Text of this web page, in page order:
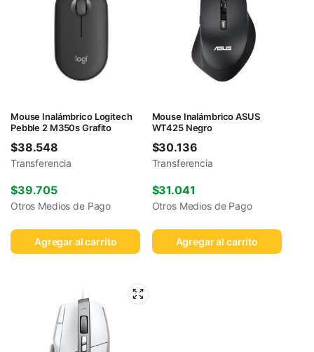
Mouse Inalámbrico Logitech
Pebble 2 M350s Grafito
$38.548
Transferencia
$39.705
Otros Medios de Pago
Agregar al carrito
Mouse Inalámbrico ASUS
WT425 Negro
$30.136
Transferencia
$31.041
Otros Medios de Pago
Agregar al carrito